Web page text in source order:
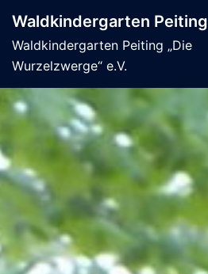
Inhalt
springen
Waldkindergarten Peiting
Waldkindergarten Peiting „Die
Wurzelzwerge“ e.V.